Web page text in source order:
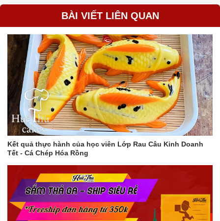
BÀI VIẾT LIÊN QUAN
Kết quả thực hành của học viên Lớp Rau Câu Kinh Doanh
Tết - Cá Chép Hóa Rồng